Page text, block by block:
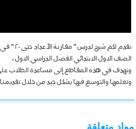
نقدم لكم شرح لدرس ” مقارنة الأعداد حتى ٢٠ ” في مادة الرياضيات لطلاب
الصف الاول الابتدائي الفصل الدراسي الاول ،
ونهدف في هذه المقاطع إلى مساعدة الطلاب
وتعلمها والتوسع فيها بشكل جيد من خلال تقديمنا
مواد متعلقة